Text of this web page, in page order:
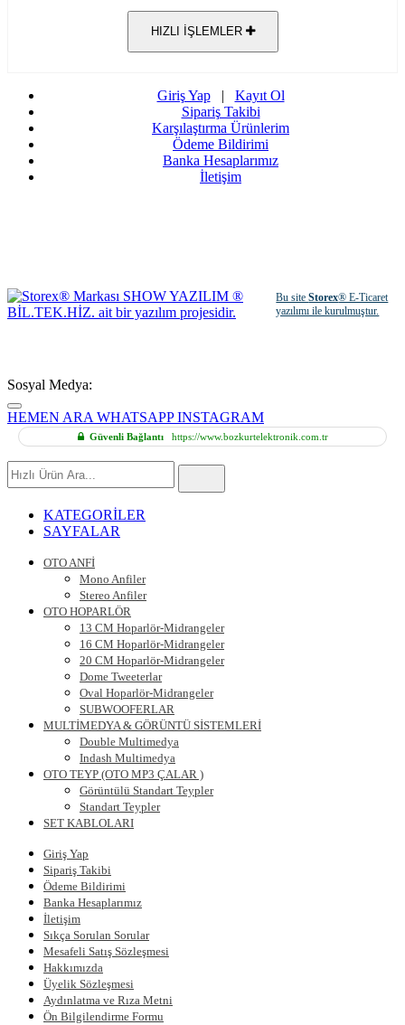
HIZLI İŞLEMLER
Giriş Yap| Kayıt Ol
Sipariş Takibi
Karşılaştırma Ürünlerim
Ödeme Bildirimi
Banka Hesaplarımız
İletişim
Bu siteStorex® E-Ticaret
yazılımı ile kurulmuştur.
Sosyal Medya:
HEMEN ARA WHATSAPP INSTAGRAM
Güvenli Bağlantıhttps://www.bozkurtelektronik.com.tr
Hızlı
Ürün
KATEGORİLER
SAYFALAR
OTO ANFİ
Mono Anfiler
Stereo Anfiler
OTO HOPARLÖR
13 CM Hoparlör-Midrangeler
16 CM Hoparlör-Midrangeler
20 CM Hoparlör-Midrangeler
Dome Tweeterlar
Oval Hoparlör-Midrangeler
SUBWOOFERLAR
MULTİMEDYA & GÖRÜNTÜ SİSTEMLERİ
Double Multimedya
Indash Multimedya
OTO TEYP (OTO MP3 ÇALAR )
Görüntülü Standart Teypler
Standart Teypler
SET KABLOLARI
Giriş Yap
Sipariş Takibi
Ödeme Bildirimi
Banka Hesaplarımız
İletişim
Sıkça Sorulan Sorular
Mesafeli Satış Sözleşmesi
Hakkımızda
Üyelik Sözleşmesi
Aydınlatma ve Rıza Metni
Ön Bilgilendirme Formu